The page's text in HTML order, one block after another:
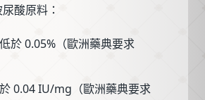
酸原料：
低於 0.05%（歐洲藥典要求
於 0.04 IU/mg（歐洲藥典要求